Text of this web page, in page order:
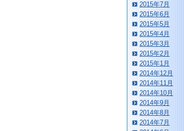
2015年7月
2015年6月
2015年5月
2015年4月
2015年3月
2015年2月
2015年1月
2014年12月
2014年11月
2014年10月
2014年9月
2014年8月
2014年7月